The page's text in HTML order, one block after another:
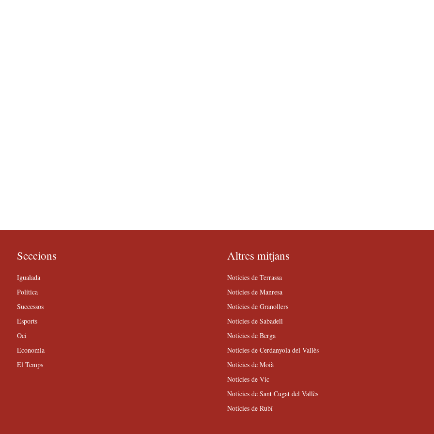
Seccions
Igualada
Política
Successos
Esports
Oci
Economia
El Temps
Altres mitjans
Notícies de Terrassa
Notícies de Manresa
Notícies de Granollers
Notícies de Sabadell
Notícies de Berga
Notícies de Cerdanyola del Vallès
Notícies de Moià
Notícies de Vic
Notícies de Sant Cugat del Vallès
Notícies de Rubí